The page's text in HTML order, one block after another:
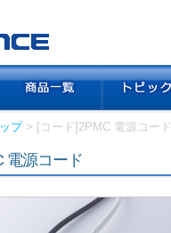
プ> [コード]2PMC 電源コード
電源コード